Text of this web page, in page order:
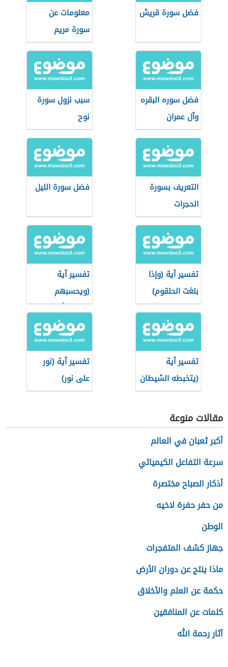
فضل سورة قريش
معلومات عن
سورة مريم
فضل سوره البقره
وآل عمران
سبب نزول سورة
نوح
التعريف بسورة
الحجرات
فضل سورة الليل
تفسير آية (وإذا
بلغت الحلقوم)
تفسير آية
(ويحسبهم
الجاهل أغنياء من
التعفف)
تفسير آية
(يتخبطه الشيطان
من المس)
تفسير آية (نور
على نور)
مقالات منوعة
أكبر ثعبان في العالم
سرعة التفاعل الكيميائي
أذكار الصباح مختصرة
من حفر حفرة لاخيه
الوطن
جهاز كشف المتفجرات
ماذا ينتج عن دوران الأرض
حكمة عن العلم والأخلاق
كلمات عن المنافقين
آثار رحمة الله